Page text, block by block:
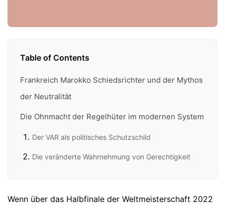
Table of Contents
Frankreich Marokko Schiedsrichter und der Mythos
der Neutralität
Die Ohnmacht der Regelhüter im modernen System
Der VAR als politisches Schutzschild
Die veränderte Wahrnehmung von Gerechtigkeit
Wenn über das Halbfinale der Weltmeisterschaft 2022